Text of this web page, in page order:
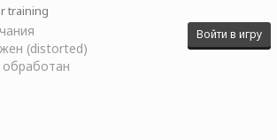
training
(distorted)
обработан
Войти в игру